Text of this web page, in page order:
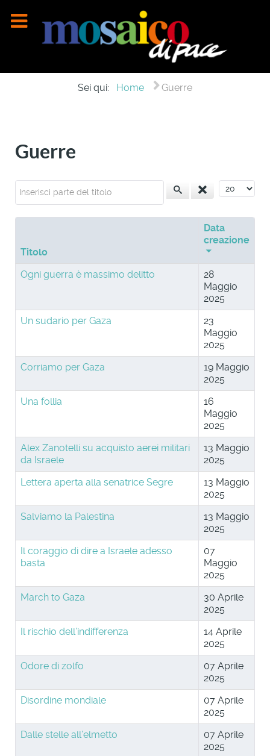
Sei qui: Home Guerre
Guerre
Inserisci parte del titolo Visualizza
Titolo
Data
creazione
Ogni guerra è massimo delitto
28
Maggio
2025
Un sudario per Gaza
23
Maggio
2025
Corriamo per Gaza
19 Maggio
2025
Una follia
16
Maggio
2025
Alex Zanotelli su acquisto aerei militari
da Israele
13 Maggio
2025
Lettera aperta alla senatrice Segre
13 Maggio
2025
Salviamo la Palestina
13 Maggio
2025
Il coraggio di dire a Israele adesso
basta
07
Maggio
2025
March to Gaza
30 Aprile
2025
Il rischio dell’indifferenza
14 Aprile
2025
Odore di zolfo
07 Aprile
2025
Disordine mondiale
07 Aprile
2025
Dalle stelle all’elmetto
07 Aprile
2025